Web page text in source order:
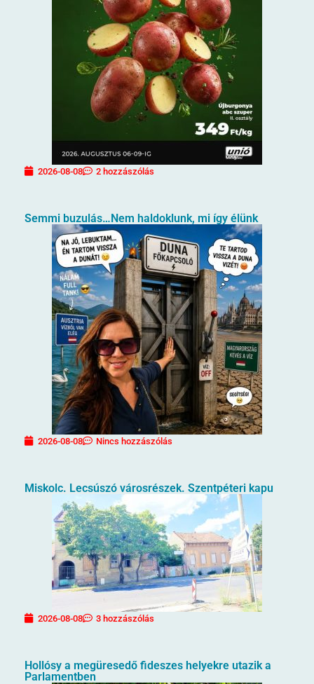
2026-08-08 2 hozzászólás
Semmi buzulás…Nem haldoklunk, mi így élünk
2026-08-08 Nincs hozzászólás
Miskolc. Lecsúszó városrészek. Szentpéteri kapu
2026-08-08 3 hozzászólás
Hollósy a megüresedő fideszes helyekre utazik a
Parlamentben